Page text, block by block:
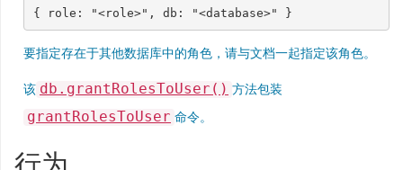
{ role : "<role>" , db : "<database>" }
要指定存在于其他数据库中的角色，请与文档一起指定该角色。
该 db.grantRolesToUser() 方法包装
grantRolesToUser 命令。